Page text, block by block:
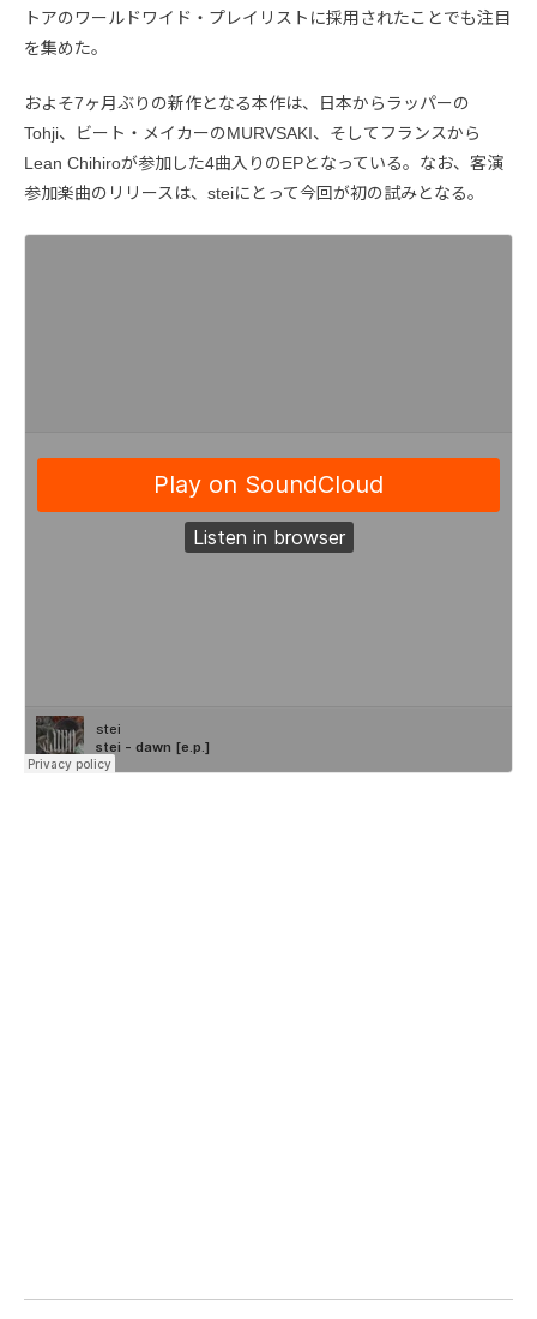
トアのワールドワイド・プレイリストに採用されたことでも注目
を集めた。
およそ7ヶ月ぶりの新作となる本作は、日本からラッパーの
Tohji、ビート・メイカーのMURVSAKI、そしてフランスから
Lean Chihiroが参加した4曲入りのEPとなっている。なお、客演
参加楽曲のリリースは、steiにとって今回が初の試みとなる。